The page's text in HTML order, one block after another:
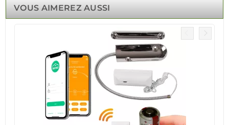
VOUS AIMEREZ AUSSI